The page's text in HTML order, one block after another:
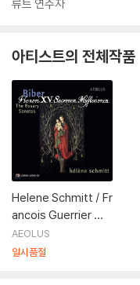
류트 연주자
아티스트의 전체작품
Helene Schmitt / Fr
ancois Guerrier 비
버: 로자리오(미스터
리) 소나타 전곡 (Hein
AEOLUS
일시품절